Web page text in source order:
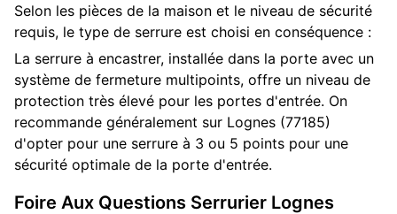
Selon les pièces de la maison et le niveau de sécurité
requis, le type de serrure est choisi en conséquence :
La serrure à encastrer, installée dans la porte avec un
système de fermeture multipoints, offre un niveau de
protection très élevé pour les portes d'entrée. On
recommande généralement sur Lognes (77185)
d'opter pour une serrure à 3 ou 5 points pour une
sécurité optimale de la porte d'entrée.
Foire Aux Questions Serrurier Lognes